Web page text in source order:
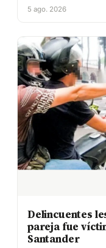
5 ago. 2026
Delincuentes
pareja fue
Santander